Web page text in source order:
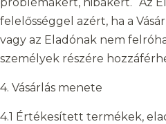
felelősséggel azért, ha a
vagy az Eladónak nem
személyek részére
4. Vásárlás menete
4.1 Értékesített termékek,